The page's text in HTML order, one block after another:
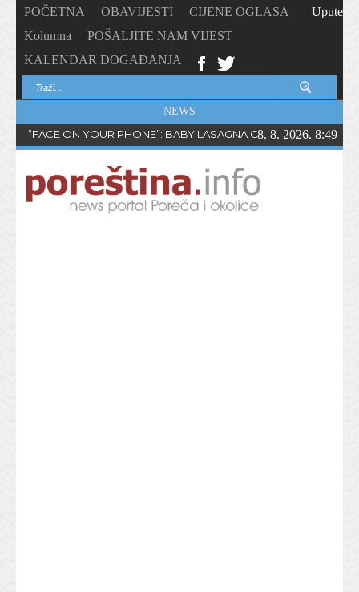
POČETNA OBAVIJESTI
CIJENE OGLASA
Kolumna
POŠALJITE NAM VIJEST
KALENDAR DOGAĐANJA
Upute
NEWS
“FACE ON YOUR PHONE”: BABY LASAGNA OBJAVIO NOVI
8. 8. 2026. 8:49